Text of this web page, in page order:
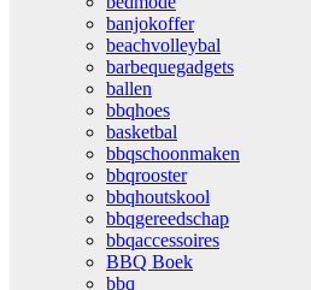
banjokoffer
beachvolleybal
barbequegadgets
ballen
bbqhoes
basketbal
bbqschoonmaken
bbqrooster
bbqhoutskool
bbqgereedschap
bbqaccessoires
BBQ Boek
bbq